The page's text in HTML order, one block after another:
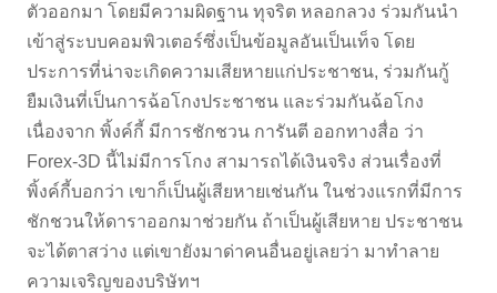
ตัวออกมา โดยมีความผิดฐาน ทุจริต หลอกลวง ร่วมกันนำ
เข้าสู่ระบบคอมพิวเตอร์ซึ่งเป็นข้อมูลอันเป็นเท็จ โดย
ประการที่น่าจะเกิดความเสียหายแก่ประชาชน, ร่วมกันกู้
ยืมเงินที่เป็นการฉ้อโกงประชาชน และร่วมกันฉ้อโกง
เนื่องจาก พิ้งค์กี้ มีการชักชวน การันตี ออกทางสื่อ ว่า
Forex-3D นี้ไม่มีการโกง สามารถได้เงินจริง ส่วนเรื่องที่
พิ้งค์กี้บอกว่า เขาก็เป็นผู้เสียหายเช่นกัน ในช่วงแรกที่มีการ
ชักชวนให้ดาราออกมาช่วยกัน ถ้าเป็นผู้เสียหาย ประชาชน
จะได้ตาสว่าง แต่เขายังมาด่าคนอื่นอยู่เลยว่า มาทำลาย
ความเจริญของบริษัทฯ